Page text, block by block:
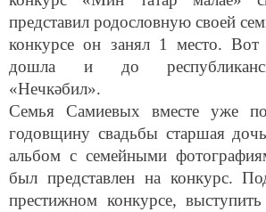
представил родословную своей
конкурсе он занял 1 место. Вот
дошла и до
«Нечкәбил».
Семья Самиевых вместе уже
годовщину свадьбы старшая
альбом с семейными
был представлен на конкурс.
престижном конкурсе,